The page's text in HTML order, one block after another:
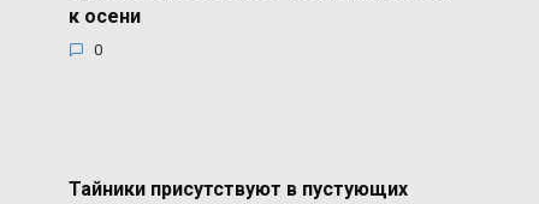
к осени
0
Тайники присутствуют в пустующих